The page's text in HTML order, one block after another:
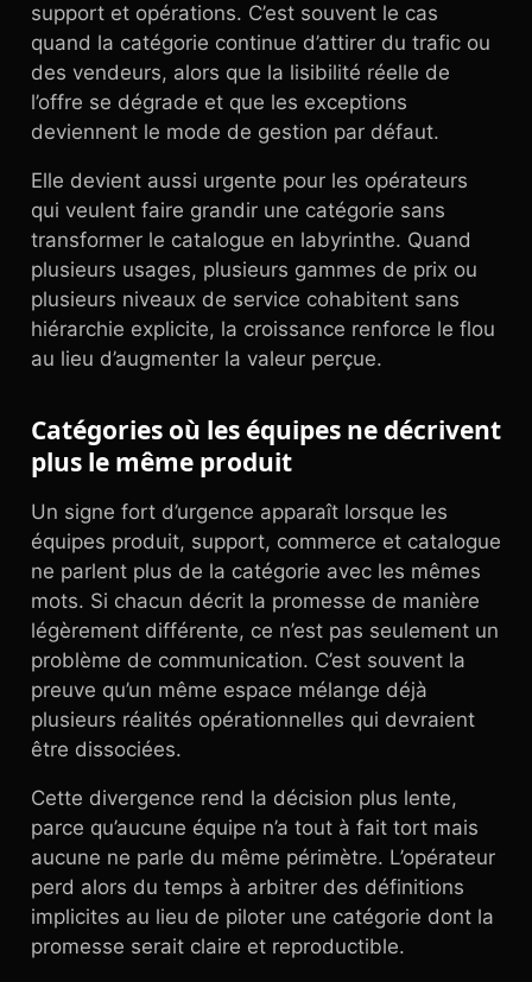
support et opérations. C’est souvent le cas
quand la catégorie continue d’attirer du trafic ou
des vendeurs, alors que la lisibilité réelle de
l’offre se dégrade et que les exceptions
deviennent le mode de gestion par défaut.
Elle devient aussi urgente pour les opérateurs
qui veulent faire grandir une catégorie sans
transformer le catalogue en labyrinthe. Quand
plusieurs usages, plusieurs gammes de prix ou
plusieurs niveaux de service cohabitent sans
hiérarchie explicite, la croissance renforce le flou
au lieu d’augmenter la valeur perçue.
Catégories où les équipes ne décrivent
plus le même produit
Un signe fort d’urgence apparaît lorsque les
équipes produit, support, commerce et catalogue
ne parlent plus de la catégorie avec les mêmes
mots. Si chacun décrit la promesse de manière
légèrement différente, ce n’est pas seulement un
problème de communication. C’est souvent la
preuve qu’un même espace mélange déjà
plusieurs réalités opérationnelles qui devraient
être dissociées.
Cette divergence rend la décision plus lente,
parce qu’aucune équipe n’a tout à fait tort mais
aucune ne parle du même périmètre. L’opérateur
perd alors du temps à arbitrer des définitions
implicites au lieu de piloter une catégorie dont la
promesse serait claire et reproductible.